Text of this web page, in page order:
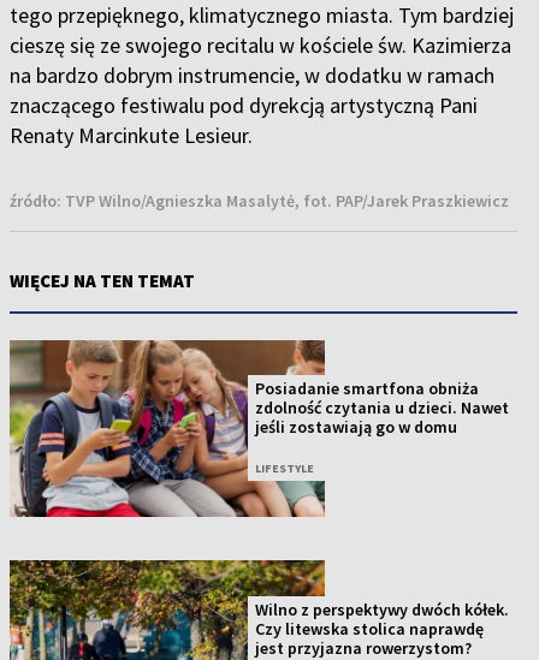
tego przepięknego, klimatycznego miasta. Tym bardziej
cieszę się ze swojego recitalu w kościele św. Kazimierza
na bardzo dobrym instrumencie, w dodatku w ramach
znaczącego festiwalu pod dyrekcją artystyczną Pani
Renaty Marcinkute Lesieur.
źródło: TVP Wilno/Agnieszka Masalytė, fot. PAP/Jarek Praszkiewicz
WIĘCEJ NA TEN TEMAT
Posiadanie smartfona obniża
zdolność czytania u dzieci. Nawet
jeśli zostawiają go w domu
LIFESTYLE
Wilno z perspektywy dwóch kółek.
Czy litewska stolica naprawdę
jest przyjazna rowerzystom?